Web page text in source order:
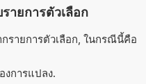
ายการตัวเลือก
รายการตัวเลือก, ในกรณีนี้คือ
การแปลง.